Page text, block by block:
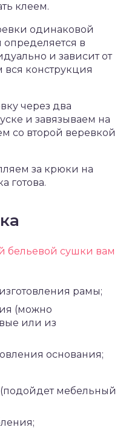
клеем.
одинаковой
в
и зависит от
вся конструкция
через два
и завязываем на
со второй веревкой
за крюки на
готова.
бельевой сушки вам
рамы;
(можно
или из
основания;
мебельный